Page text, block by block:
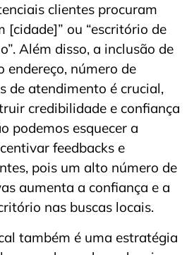
clientes procuram
[cidade]” ou “escritório de
Além disso, a inclusão de
endereço, número de
de atendimento é crucial,
credibilidade e confiança
podemos esquecer a
feedbacks e
pois um alto número de
aumenta a confiança e a
nas buscas locais.
também é uma estratégia